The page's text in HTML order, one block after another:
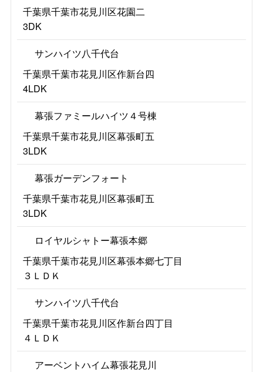
千葉県千葉市花見川区花園二
3DK
サンハイツ八千代台
千葉県千葉市花見川区作新台四
4LDK
幕張ファミールハイツ４号棟
千葉県千葉市花見川区幕張町五
3LDK
幕張ガーデンフォート
千葉県千葉市花見川区幕張町五
3LDK
ロイヤルシャトー幕張本郷
千葉県千葉市花見川区幕張本郷七丁目
３ＬＤＫ
サンハイツ八千代台
千葉県千葉市花見川区作新台四丁目
４ＬＤＫ
アーベントハイム幕張花見川